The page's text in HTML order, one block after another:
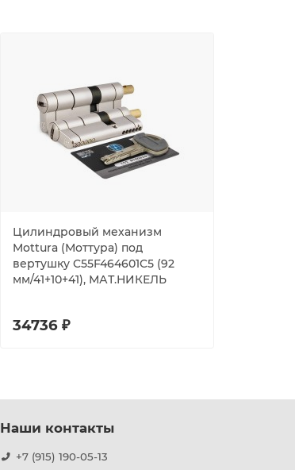
Цилиндровый механизм
Mottura (Моттура) под
вертушку C55F464601C5 (92
мм/41+10+41), МАТ.НИКЕЛЬ
34736 ₽
Наши контакты
+7 (915) 190-05-13